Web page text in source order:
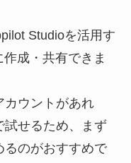
Studioを活用す
成・共有できま
カウントがあれ
試せるため、まず
るのがおすすめで